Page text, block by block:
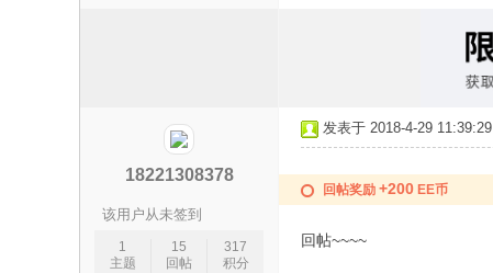
18221308378
该用户从未签到
1
主题
15
回帖
317
积分
发表于 2018-4-29 11:39:29
回帖奖励 +200 EE币
回帖~~~~